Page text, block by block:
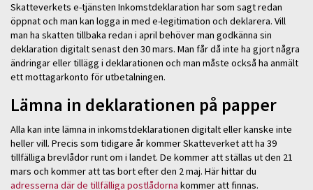
Skatteverkets e-tjänsten Inkomstdeklaration har som sagt redan
öppnat och man kan logga in med e-legitimation och deklarera. Vill
man ha skatten tillbaka redan i april behöver man godkänna sin
deklaration digitalt senast den 30 mars. Man får då inte ha gjort några
ändringar eller tillägg i deklarationen och man måste också ha anmält
ett mottagarkonto för utbetalningen.
Lämna in deklarationen på papper
Alla kan inte lämna in inkomstdeklarationen digitalt eller kanske inte
heller vill. Precis som tidigare år kommer Skatteverket att ha 39
tillfälliga brevlådor runt om i landet. De kommer att ställas ut den 21
mars och kommer att tas bort efter den 2 maj. Här hittar du
adresserna där de tillfälliga postlådorna kommer att finnas.